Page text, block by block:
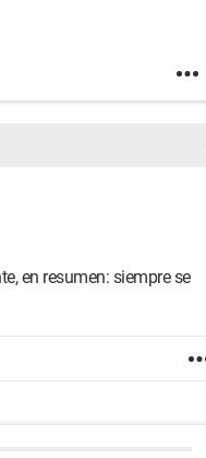
en resumen: siempre se